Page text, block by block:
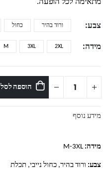
מתאימה לכל הופעה.
צבע ורוד בהיר כחול
מידה 2XL
3XL
M
הוספה לסל
מידע נוסף
מידה: M-3XL
צבע: ורוד בהיר, כחול נייבי, תכלת